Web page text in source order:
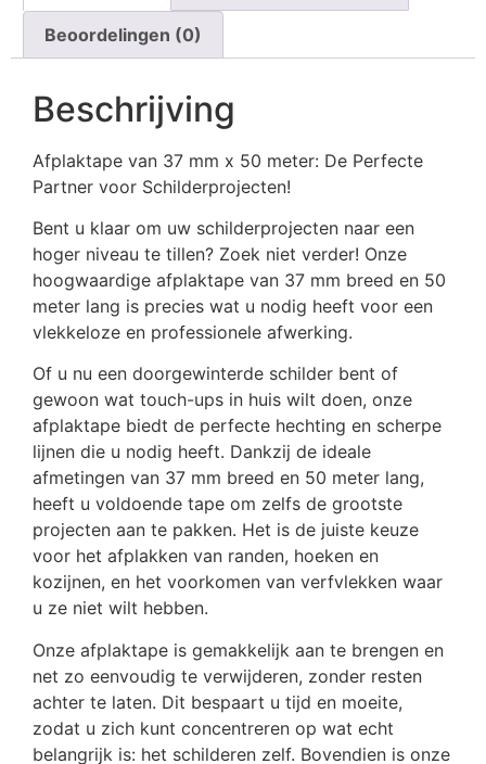
Beoordelingen (0)
Beschrijving
Afplaktape van 37 mm x 50 meter: De Perfecte
Partner voor Schilderprojecten!
Bent u klaar om uw schilderprojecten naar een
hoger niveau te tillen? Zoek niet verder! Onze
hoogwaardige afplaktape van 37 mm breed en 50
meter lang is precies wat u nodig heeft voor een
vlekkeloze en professionele afwerking.
Of u nu een doorgewinterde schilder bent of
gewoon wat touch-ups in huis wilt doen, onze
afplaktape biedt de perfecte hechting en scherpe
lijnen die u nodig heeft. Dankzij de ideale
afmetingen van 37 mm breed en 50 meter lang,
heeft u voldoende tape om zelfs de grootste
projecten aan te pakken. Het is de juiste keuze
voor het afplakken van randen, hoeken en
kozijnen, en het voorkomen van verfvlekken waar
u ze niet wilt hebben.
Onze afplaktape is gemakkelijk aan te brengen en
net zo eenvoudig te verwijderen, zonder resten
achter te laten. Dit bespaart u tijd en moeite,
zodat u zich kunt concentreren op wat echt
belangrijk is: het schilderen zelf. Bovendien is onze